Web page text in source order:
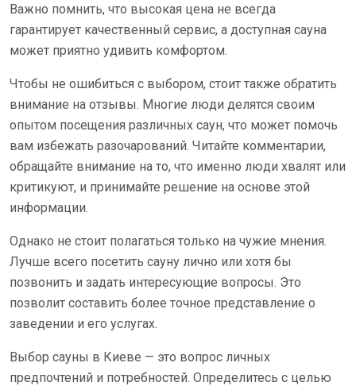
Важно помнить, что высокая цена не всегда
гарантирует качественный сервис, а доступная сауна
может приятно удивить комфортом.
Чтобы не ошибиться с выбором, стоит также обратить
внимание на отзывы. Многие люди делятся своим
опытом посещения различных саун, что может помочь
вам избежать разочарований. Читайте комментарии,
обращайте внимание на то, что именно люди хвалят или
критикуют, и принимайте решение на основе этой
информации.
Однако не стоит полагаться только на чужие мнения.
Лучше всего посетить сауну лично или хотя бы
позвонить и задать интересующие вопросы. Это
позволит составить более точное представление о
заведении и его услугах.
Выбор сауны в Киеве — это вопрос личных
предпочтений и потребностей. Определитесь с целью